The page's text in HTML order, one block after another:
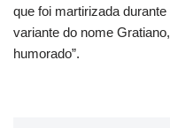
que foi martirizada
variante do nome
humorado”.